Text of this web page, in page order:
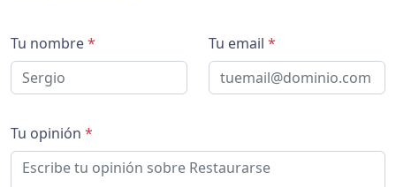
Tu nombre* Tu email *
Tu opinión *